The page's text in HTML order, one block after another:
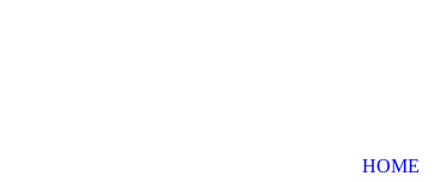
HOME